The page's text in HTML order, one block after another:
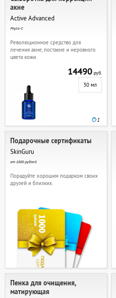
акне
Active Advanced
Phyto-C
Революционное средство для
лечения акне, постакне и неровного
цвета кожи.
14490руб.
30 мл
1
Подарочные сертификаты
SkinGuru
от 1000 рублей
Порадуйте хорошим подарком своих
друзей и близких.
Пенка для очищения,
матирующая